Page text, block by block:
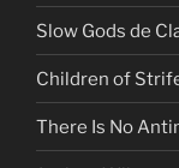
Slow Gods de
Children of
There Is No